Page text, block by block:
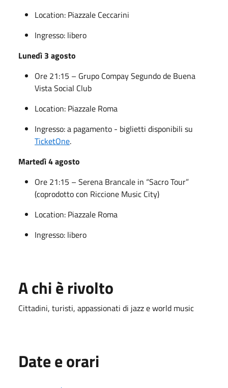
Location: Piazzale Ceccarini
Ingresso: libero
Lunedì 3 agosto
Ore 21:15 – Grupo Compay Segundo de Buena
Vista Social Club
Location: Piazzale Roma
Ingresso: a pagamento - biglietti disponibili su
TicketOne.
Martedì 4 agosto
Ore 21:15 – Serena Brancale in “Sacro Tour”
(coprodotto con Riccione Music City)
Location: Piazzale Roma
Ingresso: libero
A chi è rivolto
Cittadini, turisti, appassionati di jazz e world music
Date e orari